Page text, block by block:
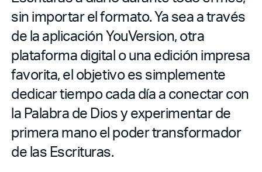
sin importar el formato. Ya sea a través
de la aplicación YouVersion, otra
plataforma digital o una edición impresa
favorita, el objetivo es simplemente
dedicar tiempo cada día a conectar con
la Palabra de Dios y experimentar de
primera mano el poder transformador
de las Escrituras.